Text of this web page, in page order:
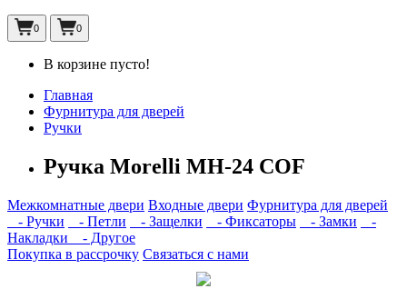
0 0
В корзине пусто!
Главная
Фурнитура для дверей
Ручки
Ручка Morelli MH-24 COF
Межкомнатные двери Входные двери Фурнитура для дверей
- Ручки
- Петли - Защелки - Фиксаторы - Замки
-
Накладки
- Другое
Покупка в рассрочку Связаться с нами